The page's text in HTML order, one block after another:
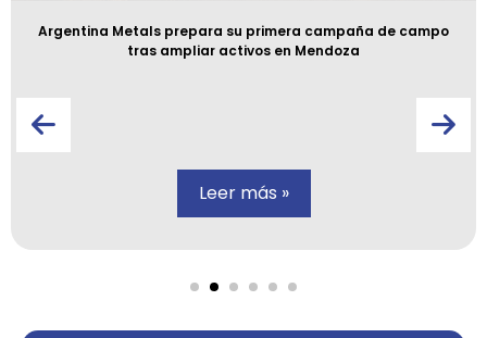
Argentina Metals prepara su primera campaña de campo
tras ampliar activos en Mendoza
Leer más »